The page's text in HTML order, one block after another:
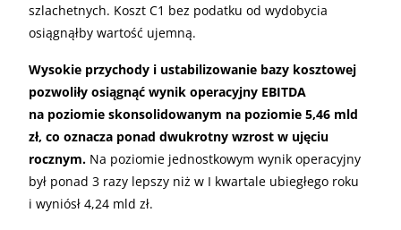
szlachetnych. Koszt C1 bez podatku od wydobycia
osiągnąłby wartość ujemną.
Wysokie przychody i ustabilizowanie bazy kosztowej
pozwoliły osiągnąć wynik operacyjny EBITDA
na poziomie skonsolidowanym na poziomie 5,46 mld
zł, co oznacza ponad dwukrotny wzrost w ujęciu
rocznym. Na poziomie jednostkowym wynik operacyjny
był ponad 3 razy lepszy niż w I kwartale ubiegłego roku
i wyniósł 4,24 mld zł.